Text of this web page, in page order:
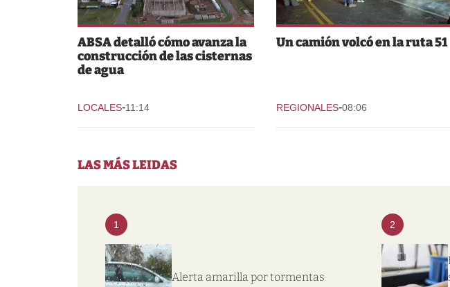
ABSA detalló cómo avanza la
construcción de las cisternas
de agua
LOCALES-11:14
Un camión volcó en la ruta 51
REGIONALES-08:06
LAS MÁS LEIDAS
1
Alerta amarilla por tormentas
2